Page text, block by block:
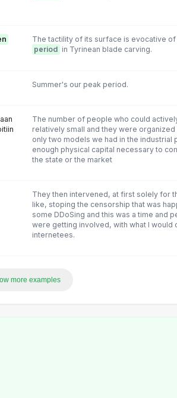
The tactility of its surface is evocative
period in Tyrinean blade carving.
Summer's our peak period.
The number of people who could
relatively small and they were
only two models we had in the industrial
enough physical capital necessary to
the state or the market
They then intervened, at first solely for
like, stoping the censorship that was
some DDoSing and this was a time and
were getting involved, with what I would
internetees.
more examples